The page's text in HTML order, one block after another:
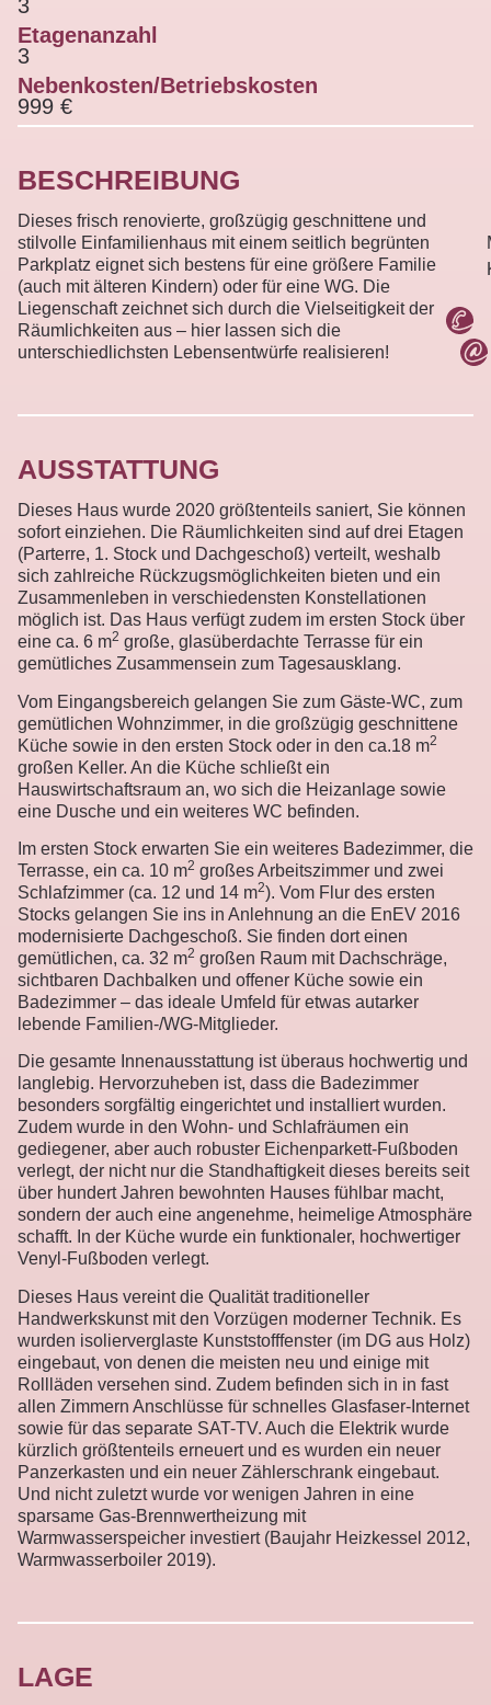
3
Etagenanzahl
3
Nebenkosten/Betriebskosten
999 €
BESCHREIBUNG
Dieses frisch renovierte, großzügig geschnittene und
stilvolle Einfamilienhaus mit einem seitlich begrünten
Parkplatz eignet sich bestens für eine größere Familie
(auch mit älteren Kindern) oder für eine WG. Die
Liegenschaft zeichnet sich durch die Vielseitigkeit der
Räumlichkeiten aus – hier lassen sich die
unterschiedlichsten Lebensentwürfe realisieren!
AUSSTATTUNG
Dieses Haus wurde 2020 größtenteils saniert, Sie können
sofort einziehen. Die Räumlichkeiten sind auf drei Etagen
(Parterre, 1. Stock und Dachgeschoß) verteilt, weshalb
sich zahlreiche Rückzugsmöglichkeiten bieten und ein
Zusammenleben in verschiedensten Konstellationen
möglich ist. Das Haus verfügt zudem im ersten Stock über
eine ca. 6 m2 große, glasüberdachte Terrasse für ein
gemütliches Zusammensein zum Tagesausklang.
Vom Eingangsbereich gelangen Sie zum Gäste-WC, zum
gemütlichen Wohnzimmer, in die großzügig geschnittene
Küche sowie in den ersten Stock oder in den ca.18 m2
großen Keller. An die Küche schließt ein
Hauswirtschaftsraum an, wo sich die Heizanlage sowie
eine Dusche und ein weiteres WC befinden.
Im ersten Stock erwarten Sie ein weiteres Badezimmer, die
Terrasse, ein ca. 10 m2 großes Arbeitszimmer und zwei
Schlafzimmer (ca. 12 und 14 m2). Vom Flur des ersten
Stocks gelangen Sie ins in Anlehnung an die EnEV 2016
modernisierte Dachgeschoß. Sie finden dort einen
gemütlichen, ca. 32 m2 großen Raum mit Dachschräge,
sichtbaren Dachbalken und offener Küche sowie ein
Badezimmer – das ideale Umfeld für etwas autarker
lebende Familien-/WG-Mitglieder.
Die gesamte Innenausstattung ist überaus hochwertig und
langlebig. Hervorzuheben ist, dass die Badezimmer
besonders sorgfältig eingerichtet und installiert wurden.
Zudem wurde in den Wohn- und Schlafräumen ein
gediegener, aber auch robuster Eichenparkett-Fußboden
verlegt, der nicht nur die Standhaftigkeit dieses bereits seit
über hundert Jahren bewohnten Hauses fühlbar macht,
sondern der auch eine angenehme, heimelige Atmosphäre
schafft. In der Küche wurde ein funktionaler, hochwertiger
Venyl-Fußboden verlegt.
Dieses Haus vereint die Qualität traditioneller
Handwerkskunst mit den Vorzügen moderner Technik. Es
wurden isolierverglaste Kunststofffenster (im DG aus Holz)
eingebaut, von denen die meisten neu und einige mit
Rollläden versehen sind. Zudem befinden sich in in fast
allen Zimmern Anschlüsse für schnelles Glasfaser-Internet
sowie für das separate SAT-TV. Auch die Elektrik wurde
kürzlich größtenteils erneuert und es wurden ein neuer
Panzerkasten und ein neuer Zählerschrank eingebaut.
Und nicht zuletzt wurde vor wenigen Jahren in eine
sparsame Gas-Brennwertheizung mit
Warmwasserspeicher investiert (Baujahr Heizkessel 2012,
Warmwasserboiler 2019).
LAGE